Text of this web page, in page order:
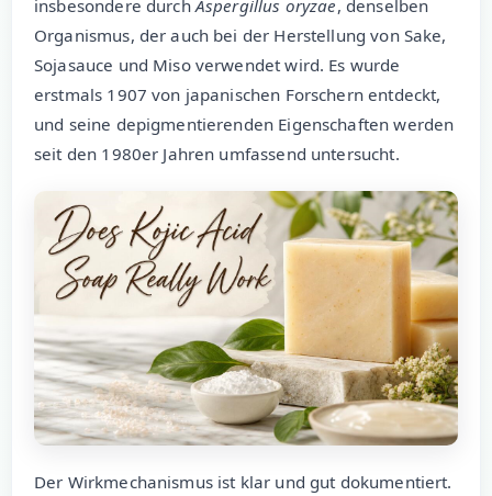
insbesondere durch Aspergillus oryzae, denselben
Organismus, der auch bei der Herstellung von Sake,
Sojasauce und Miso verwendet wird. Es wurde
erstmals 1907 von japanischen Forschern entdeckt,
und seine depigmentierenden Eigenschaften werden
seit den 1980er Jahren umfassend untersucht.
Der Wirkmechanismus ist klar und gut dokumentiert.